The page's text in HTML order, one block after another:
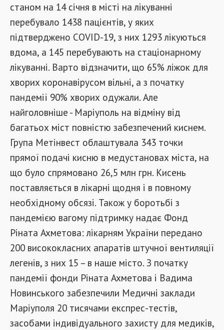
станом на 14 січня в місті на лікуванні
перебувало 1438 пацієнтів, у яких
підтверджено COVID-19, з них 1293 лікуються
вдома, а 145 перебувають на стаціонарному
лікуванні. Варто відзначити, що 65% ліжок для
хворих коронавірусом вільні, а з початку
пандемії 90% хворих одужали. Але
найголовніше - Маріуполь на відміну від
багатьох міст повністю забезпечений киснем.
Група Метінвест облаштувала 343 точки
прямої подачі кисню в медустановах міста, на
що було спрямовано 26,5 млн грн. Кисень
поставляється в лікарні щодня і в повному
необхідному обсязі. Також у боротьбі з
пандемією вагому підтримку надає Фонд
Ріната Ахметова: лікарням України передано
200 висококласних апаратів штучної вентиляції
легенів, з них 15 – в наше місто. З початку
пандемії фонди Ріната Ахметова і Вадима
Новинського забезпечили Медичні заклади
Маріуполя 20 тисячами експрес-тестів,
засобами індивідуального захисту для медиків,